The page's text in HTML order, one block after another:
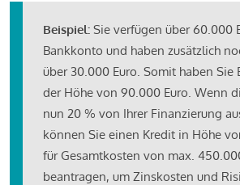
Beispiel: Sie verfügen über 60.000
Bankkonto und haben zusätzlich
über 30.000 Euro. Somit haben Sie
der Höhe von 90.000 Euro. Wenn
nun 20 % von Ihrer Finanzierung
können Sie einen Kredit in Höhe
für Gesamtkosten von max.
beantragen, um Zinskosten und